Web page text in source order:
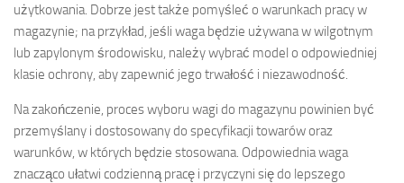
użytkowania. Dobrze jest także pomyśleć o warunkach pracy w
magazynie; na przykład, jeśli waga będzie używana w wilgotnym
lub zapylonym środowisku, należy wybrać model o odpowiedniej
klasie ochrony, aby zapewnić jego trwałość i niezawodność.
Na zakończenie, proces wyboru wagi do magazynu powinien być
przemyślany i dostosowany do specyfikacji towarów oraz
warunków, w których będzie stosowana. Odpowiednia waga
znacząco ułatwi codzienną pracę i przyczyni się do lepszego